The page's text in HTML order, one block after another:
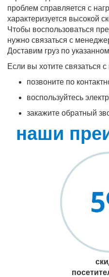
проблем справляется с
характеризуется высокой
Чтобы воспользоваться
нужно связаться с
Доставим груз по
Если вы хотите связаться
позвоните по
воспользуйтесь
закажите обратный
наши